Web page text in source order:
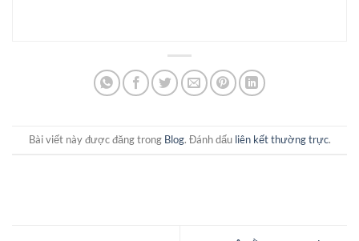
Bài viết này được đăng trong Blog. Đánh dấu liên kết thường trực.